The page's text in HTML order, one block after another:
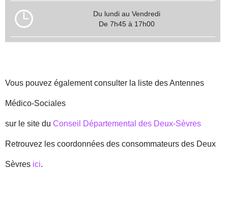
Du lundi au Vendredi
De 7h45 à 17h00
Vous pouvez également consulter la liste des Antennes
Médico-Sociales
sur le site du Conseil Départemental des Deux-Sèvres
Retrouvez les coordonnées des consommateurs des Deux
Sèvres ici.